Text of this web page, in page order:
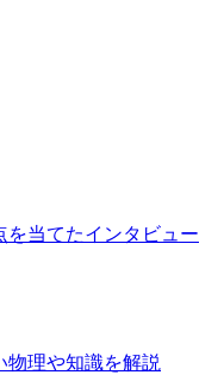
を当てたインタビュー
物理や知識を解説